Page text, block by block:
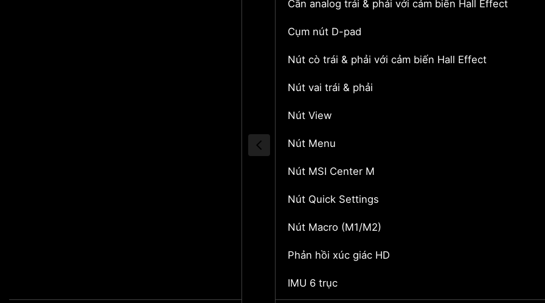
Cần analog trái & phải với cảm biến Hall Effect
Cụm nút D-pad
Nút cò trái & phải với cảm biến Hall Effect
Nút vai trái & phải
Nút View
Nút Menu
Nút MSI Center M
Nút Quick Settings
Nút Macro (M1/M2)
Phản hồi xúc giác HD
IMU 6 trục